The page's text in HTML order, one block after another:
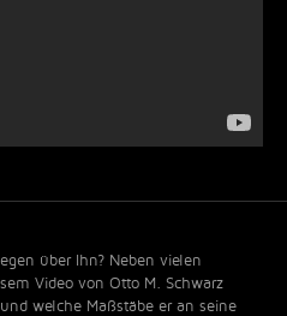
über Ihn? Neben vielen
Video von Otto M. Schwarz
welche Maßstäbe er an seine